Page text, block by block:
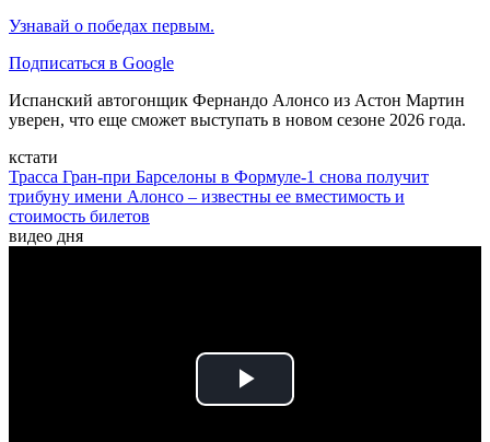
Узнавай о победах первым.
Подписаться в Google
Испанский автогонщик Фернандо Алонсо из Астон Мартин
уверен, что еще сможет выступать в новом сезоне 2026 года.
кстати
Трасса Гран-при Барселоны в Формуле-1 снова получит
трибуну имени Алонсо – известны ее вместимость и
стоимость билетов
видео дня
Play